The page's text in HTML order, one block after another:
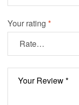
Your rating *